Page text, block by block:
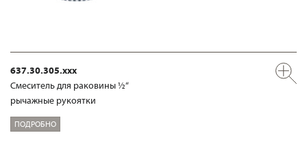
637.30.305.xxx
Смеситель для раковины ½“
рычажные рукоятки
ПОДРОБНО